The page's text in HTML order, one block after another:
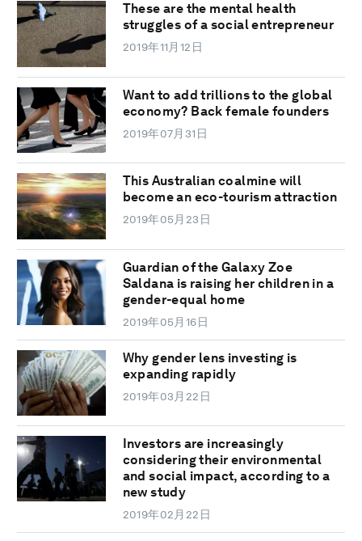
These are the mental health
struggles of a social entrepreneur
2019年11月12日
Want to add trillions to the global
economy? Back female founders
2019年07月31日
This Australian coalmine will
become an eco-tourism attraction
2019年05月23日
Guardian of the Galaxy Zoe
Saldana is raising her children in a
gender-equal home
2019年05月16日
Why gender lens investing is
expanding rapidly
2019年03月22日
Investors are increasingly
considering their environmental
and social impact, according to a
new study
2019年02月22日